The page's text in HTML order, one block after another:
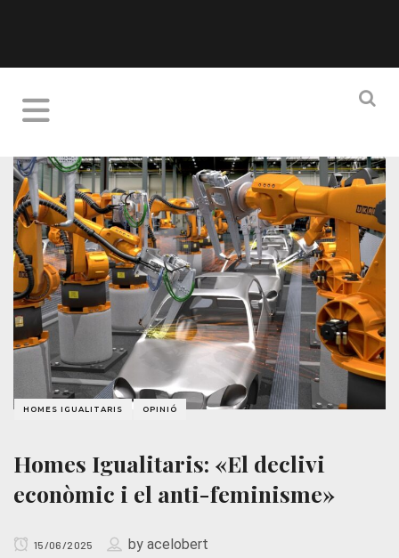
HOMES IGUALITARIS OPINIÓ
Homes Igualitaris: «El declivi
econòmic i el anti-feminisme»
15/06/2025 by acelobert